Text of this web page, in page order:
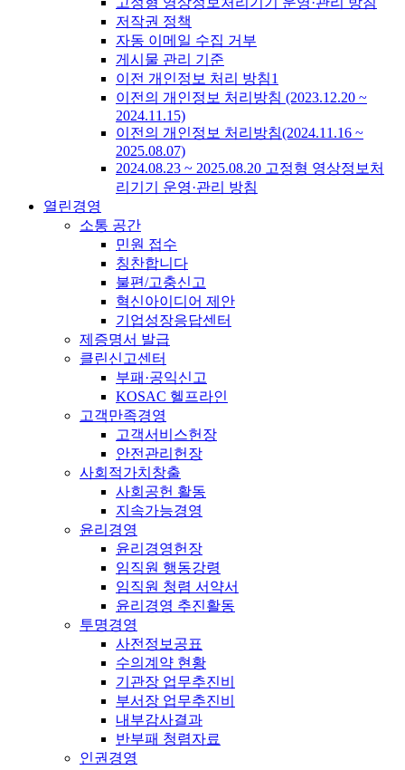
저작권 정책
자동 이메일 수집 거부
게시물 관리 기준
이전 개인정보 처리 방침1
이전의 개인정보 처리방침 (2023.12.20 ~
2024.11.15)
이전의 개인정보 처리방침(2024.11.16 ~
2025.08.07)
2024.08.23 ~ 2025.08.20 고정형 영상정보처
리기기 운영·관리 방침
열린경영
소통 공간
민원 접수
칭찬합니다
불편/고충신고
혁신아이디어 제안
기업성장응답센터
제증명서 발급
클린신고센터
부패·공익신고
KOSAC 헬프라인
고객만족경영
고객서비스헌장
안전관리헌장
사회적가치창출
사회공헌 활동
지속가능경영
윤리경영
윤리경영헌장
임직원 행동강령
임직원 청렴 서약서
윤리경영 추진활동
투명경영
사전정보공표
수의계약 현황
기관장 업무추진비
부서장 업무추진비
내부감사결과
반부패 청렴자료
인권경영